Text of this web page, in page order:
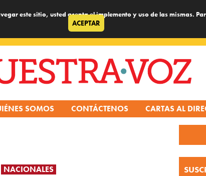
este sitio, usted acepta el implemento y uso de las mismas.
ACEPTAR
SOMOS CONTÁCTENOS CARTAS AL
NACIONALES